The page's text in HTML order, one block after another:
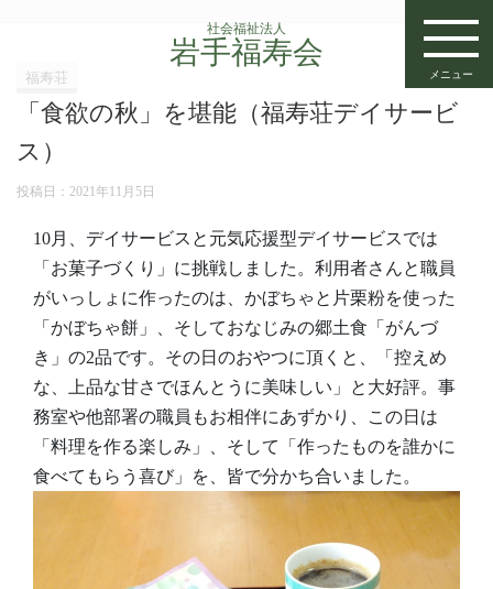
社会福祉法人
岩手福寿会
メニュー
福寿荘
「食欲の秋」を堪能（福寿荘デイサービ
ス）
投稿日： 2021年11月5日
10月、デイサービスと元気応援型デイサービスでは
「お菓子づくり」に挑戦しました。利用者さんと職員
がいっしょに作ったのは、かぼちゃと片栗粉を使った
「かぼちゃ餅」、そしておなじみの郷土食「がんづ
き」の2品です。その日のおやつに頂くと、「控えめ
な、上品な甘さでほんとうに美味しい」と大好評。事
務室や他部署の職員もお相伴にあずかり、この日は
「料理を作る楽しみ」、そして「作ったものを誰かに
食べてもらう喜び」を、皆で分かち合いました。